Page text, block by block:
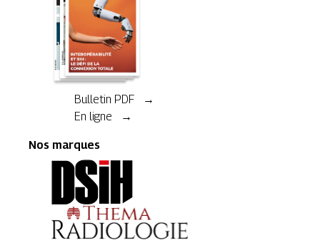
Bulletin PDF →
En ligne →
Nos marques